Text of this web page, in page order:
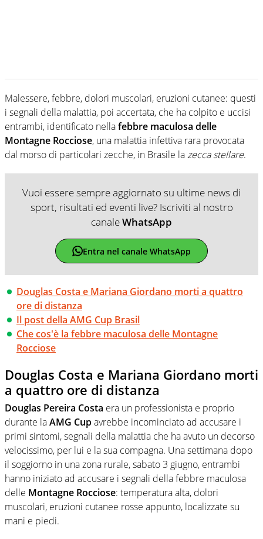
Malessere, febbre, dolori muscolari, eruzioni cutanee: questi
i segnali della malattia, poi accertata, che ha colpito e uccisi
entrambi, identificato nellafebbre maculosa delle
Montagne Rocciose, una malattia infettiva rara provocata
dal morso di particolari zecche, in Brasile lazecca stellare.
Vuoi essere sempre aggiornato su ultime news di
sport, risultati ed eventi live? Iscriviti al nostro
canaleWhatsApp
Entra nel canale WhatsApp
Douglas Costa e Mariana Giordano morti a quattro
ore di distanza
Il post della AMG Cup Brasil
Che cos'è la febbre maculosa delle Montagne
Rocciose
Douglas Costa e Mariana Giordano morti
a quattro ore di distanza
Douglas Pereira Costa era un professionista e proprio
durante laAMG Cupavrebbe incominciato ad accusare i
primi sintomi, segnali della malattia che ha avuto un decorso
velocissimo, per lui e la sua compagna. Una settimana dopo
il soggiorno in una zona rurale, sabato 3 giugno, entrambi
hanno iniziato ad accusare i segnali della febbre maculosa
delle Montagne Rocciose: temperatura alta, dolori
muscolari, eruzioni cutanee rosse appunto, localizzate su
mani e piedi.